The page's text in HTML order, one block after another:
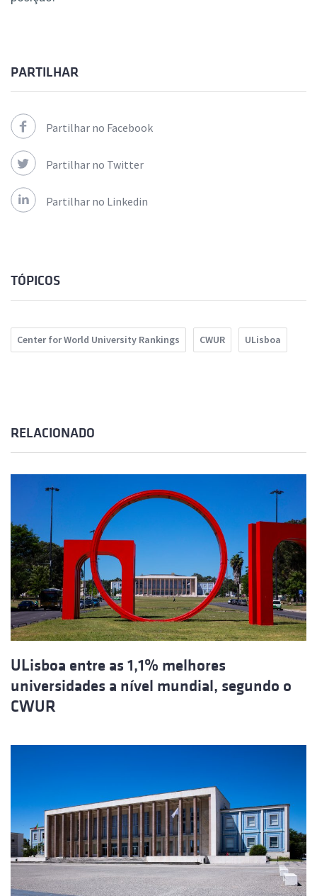
PARTILHAR
Partilhar no Facebook
Partilhar no Twitter
Partilhar no Linkedin
TÓPICOS
Center for World University Rankings CWUR ULisboa
RELACIONADO
ULisboa entre as 1,1% melhores
universidades a nível mundial, segundo o
CWUR